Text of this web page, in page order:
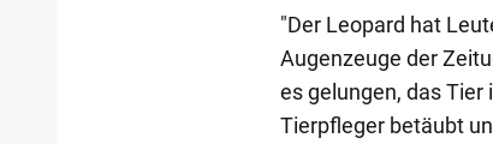
"Der Leopard hat
Augenzeuge der
es gelungen, das
Tierpfleger betäubt